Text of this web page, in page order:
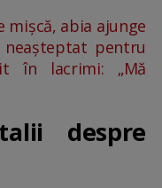
mișcă, abia ajunge
neașteptat pentru
în lacrimi: „Mă
despre